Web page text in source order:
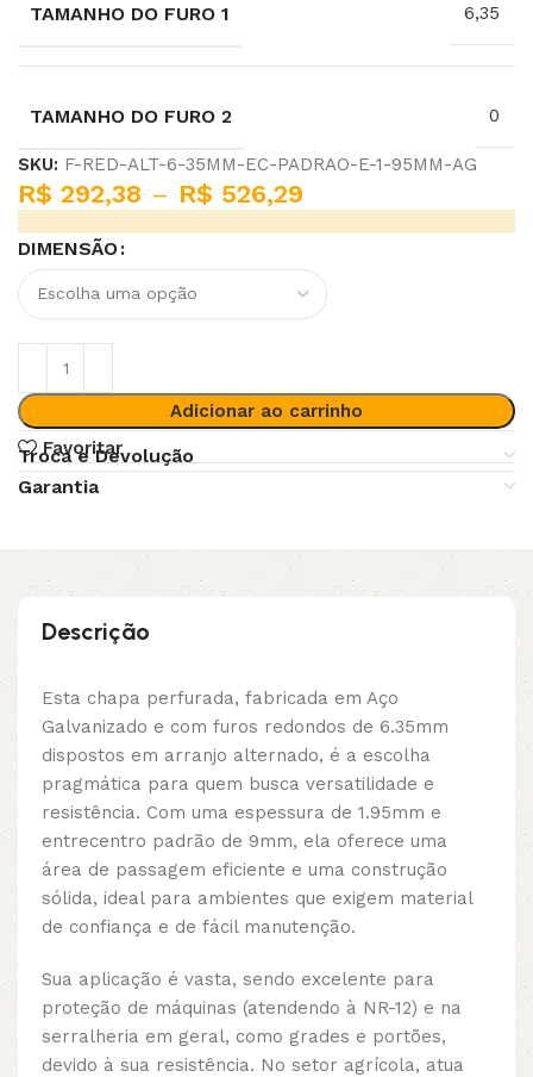
TAMANHO DO FURO 1 6,35
TAMANHO DO FURO 2 0
SKU: F-RED-ALT-6-35MM-EC-PADRAO-E-1-95MM-AG
R$ 292,38 – R$ 526,29
DIMENSÃO
Adicionar ao carrinho
Favoritar
Troca e Devolução
Garantia
Descrição
Esta chapa perfurada, fabricada em Aço
Galvanizado e com furos redondos de 6.35mm
dispostos em arranjo alternado, é a escolha
pragmática para quem busca versatilidade e
resistência. Com uma espessura de 1.95mm e
entrecentro padrão de 9mm, ela oferece uma
área de passagem eficiente e uma construção
sólida, ideal para ambientes que exigem material
de confiança e de fácil manutenção.
Sua aplicação é vasta, sendo excelente para
proteção de máquinas (atendendo à NR-12) e na
serralheria em geral, como grades e portões,
devido à sua resistência. No setor agrícola, atua